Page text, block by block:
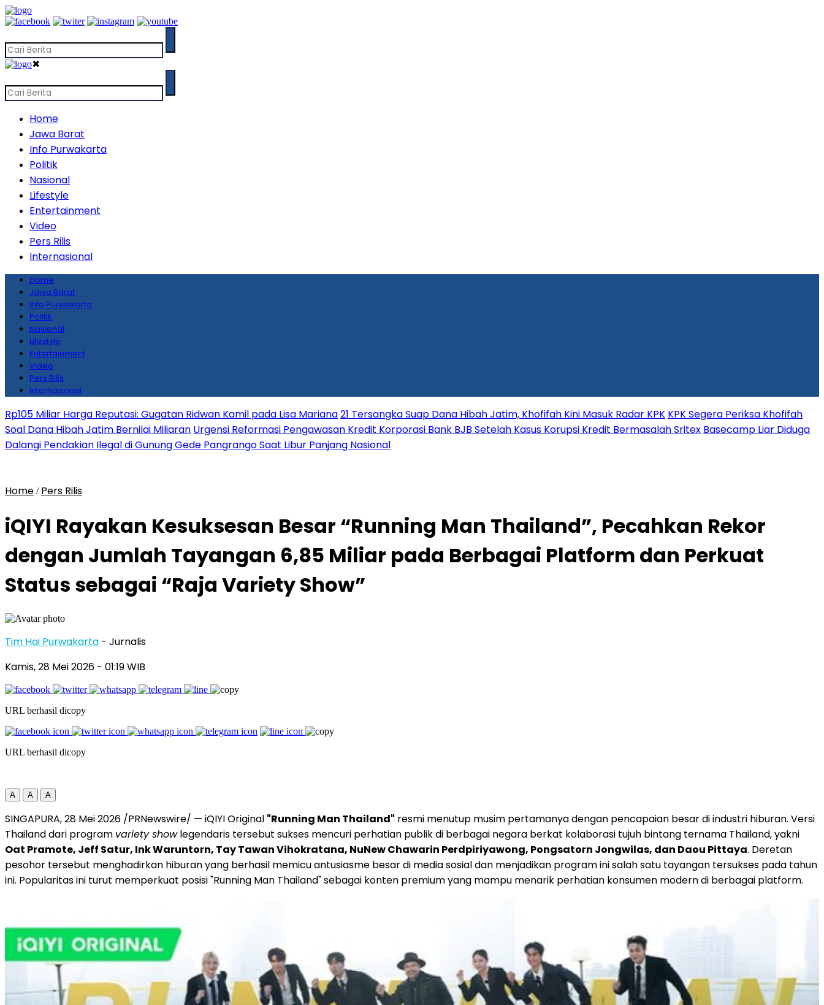
✖
Home
Jawa Barat
Info Purwakarta
Politik
Nasional
Lifestyle
Entertainment
Video
Pers Rilis
Internasional
Home
Jawa Barat
Info Purwakarta
Politik
Nasional
Lifestyle
Entertainment
Video
Pers Rilis
Internasional
Rp105 Miliar Harga Reputasi: Gugatan Ridwan Kamil pada Lisa Mariana21 Tersangka Suap Dana Hibah Jatim, Khofifah Kini Masuk Radar KPK KPK Segera Periksa Khofifah
Soal Dana Hibah Jatim Bernilai Miliaran Urgensi Reformasi Pengawasan Kredit Korporasi Bank BJB Setelah Kasus Korupsi Kredit Bermasalah Sritex Basecamp Liar Diduga
Dalangi Pendakian Ilegal di Gunung Gede Pangrango Saat Libur Panjang Nasional
Home / Pers Rilis
iQIYI Rayakan Kesuksesan Besar “Running Man Thailand”, Pecahkan Rekor
dengan Jumlah Tayangan 6,85 Miliar pada Berbagai Platform dan Perkuat
Status sebagai “Raja Variety Show”
Tim Hai Purwakarta - Jurnalis
Kamis, 28 Mei 2026 - 01:19 WIB
URL berhasil dicopy
URL berhasil dicopy
A A A
SINGAPURA, 28 Mei 2026 /PRNewswire/ — iQIYI Original "Running Man Thailand" resmi menutup musim pertamanya dengan pencapaian besar di industri hiburan. Versi
Thailand dari program variety showlegendaris tersebut sukses mencuri perhatian publik di berbagai negara berkat kolaborasi tujuh bintang ternama Thailand, yakni
Oat Pramote, Jeff Satur, Ink Waruntorn, Tay Tawan Vihokratana, NuNew Chawarin Perdpiriyawong, Pongsatorn Jongwilas, dan Daou Pittaya. Deretan
pesohor tersebut menghadirkan hiburan yang berhasil memicu antusiasme besar di media sosial dan menjadikan program ini salah satu tayangan tersukses pada tahun
ini. Popularitas ini turut memperkuat posisi "Running Man Thailand" sebagai konten premium yang mampu menarik perhatian konsumen modern di berbagai platform.